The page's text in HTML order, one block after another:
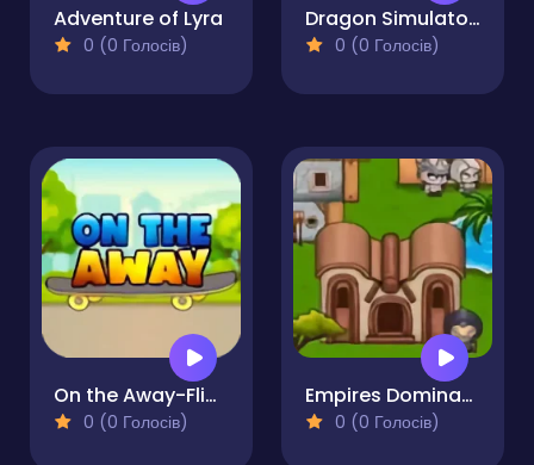
Adventure of Lyra
0 (0 Голосів)
Dragon Simulator 3D
0 (0 Голосів)
On the Away-Flippy Adventure Epic Skater
0 (0 Голосів)
Empires Domination
0 (0 Голосів)